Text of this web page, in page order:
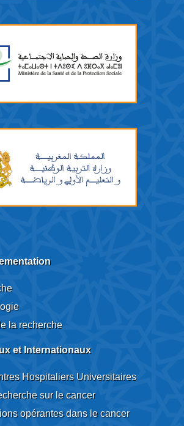
la recherche
et Internationaux
Hospitaliers Universitaires
sur le cancer
opérantes dans le cancer